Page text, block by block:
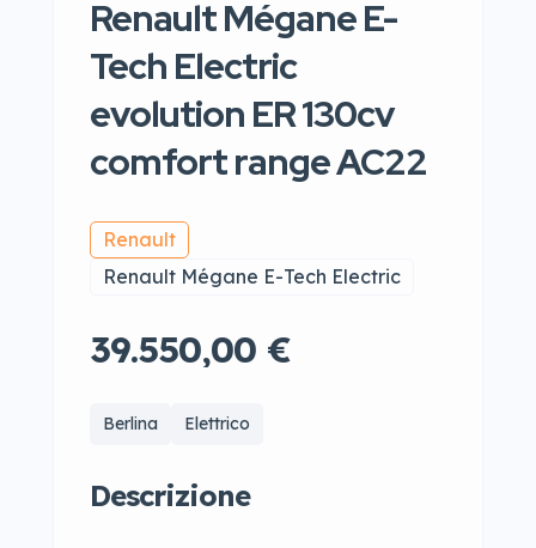
Renault Mégane E-
Tech Electric
evolution ER 130cv
comfort range AC22
Renault
Renault Mégane E-Tech Electric
39.550,00 €
Berlina Elettrico
Descrizione